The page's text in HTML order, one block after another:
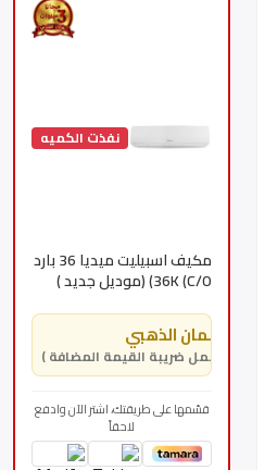
نفذت الكميه
مكيف اسبيليت ميديا 36 بارد
36K (C/O) (موديل جديد )
MSTL36CRN3MBKSA
الضمان الذهبي
قسّمها على طريقتك، اشتر الآن وادفع
لاحقاً